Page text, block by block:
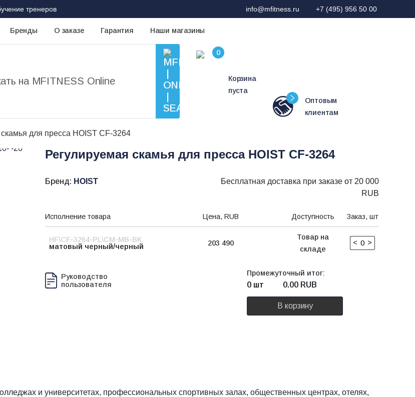
тренеров info@mfitness.ru +7 (495) 956 50 00
Бренды О заказе Гарантия Наши магазины
Корзина
пуста
Оптовым
клиентам
для пресса HOIST CF-3264
Регулируемая скамья для пресса HOIST CF-3264
Бренд: HOIST
Бесплатная доставка при заказе от 20 000
RUB
Исполнение товара Цена, RUB Доступность Заказ, шт
HF\CF-3264-PL\CM-MB-BK
матовый черный/черный
203 490
Товар на
складе
< >
Руководство
пользователя
Промежуточный итог:
0 шт 0.00 RUB
В корзину
и университетах, профессиональных спортивных залах, общественных центрах, отелях,